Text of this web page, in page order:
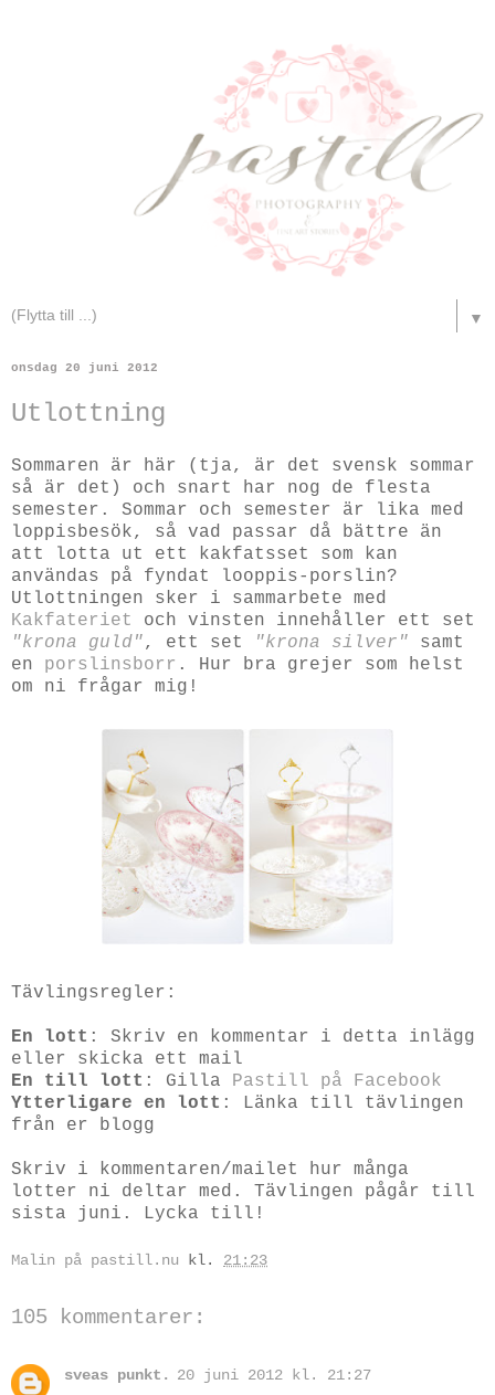
▼
onsdag 20 juni 2012
Utlottning
Sommaren är här (tja, är det svensk sommar
så är det) och snart har nog de flesta
semester. Sommar och semester är lika med
loppisbesök, så vad passar då bättre än
att lotta ut ett kakfatsset som kan
användas på fyndat looppis-porslin?
Utlottningen sker i sammarbete med
Kakfateriet
och vinsten innehåller ett set
"krona guld" , ett set "krona silver" samt
en porslinsborr . Hur bra grejer som helst
om ni frågar mig!
Tävlingsregler:
En lott : Skriv en kommentar i detta inlägg
eller skicka ett mail
En till lott : Gilla Pastill på Facebook
Ytterligare en lott : Länka till tävlingen
från er blogg
Skriv i kommentaren/mailet hur många
lotter ni deltar med. Tävlingen pågår till
sista juni. Lycka till!
Malin på pastill.nu kl. 21:23
105 kommentarer:
sveas punkt.
20 juni 2012 kl. 21:27